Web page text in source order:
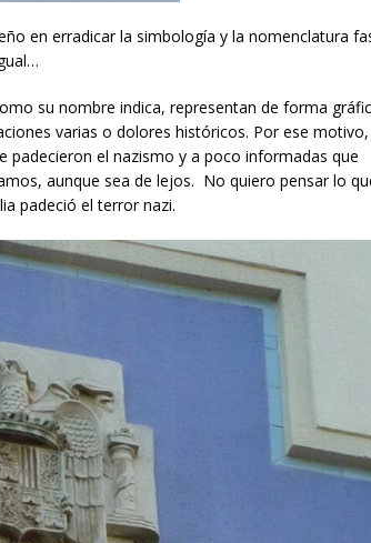
en erradicar la simbología y la nomenclatura
su nombre indica, representan de forma
varias o dolores históricos. Por ese motivo,
padecieron el nazismo y a poco informadas que
aunque sea de lejos. No quiero pensar lo
padeció el terror nazi.